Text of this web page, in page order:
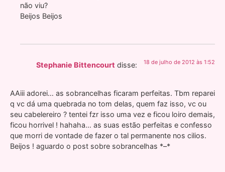
não viu?
Beijos Beijos
Stephanie Bittencourt disse: 18 de julho de 2012 às 1:52
AAiii adorei… as sobrancelhas ficaram perfeitas. Tbm reparei
q vc dá uma quebrada no tom delas, quem faz isso, vc ou
seu cabelereiro ? tentei fzr isso uma vez e ficou loiro demais,
ficou horrivel ! hahaha… as suas estão perfeitas e confesso
que morri de vontade de fazer o tal permanente nos cilios.
Beijos ! aguardo o post sobre sobrancelhas *–*